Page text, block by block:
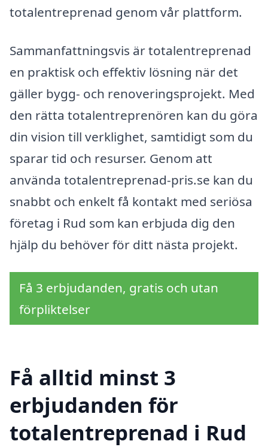
totalentreprenad genom vår plattform.
Sammanfattningsvis är totalentreprenad
en praktisk och effektiv lösning när det
gäller bygg- och renoveringsprojekt. Med
den rätta totalentreprenören kan du göra
din vision till verklighet, samtidigt som du
sparar tid och resurser. Genom att
använda totalentreprenad-pris.se kan du
snabbt och enkelt få kontakt med seriösa
företag i Rud som kan erbjuda dig den
hjälp du behöver för ditt nästa projekt.
Få 3 erbjudanden, gratis och utan
förpliktelser
Få alltid minst 3
erbjudanden för
totalentreprenad i Rud